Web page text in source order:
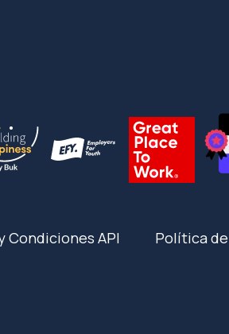
Condiciones API Política